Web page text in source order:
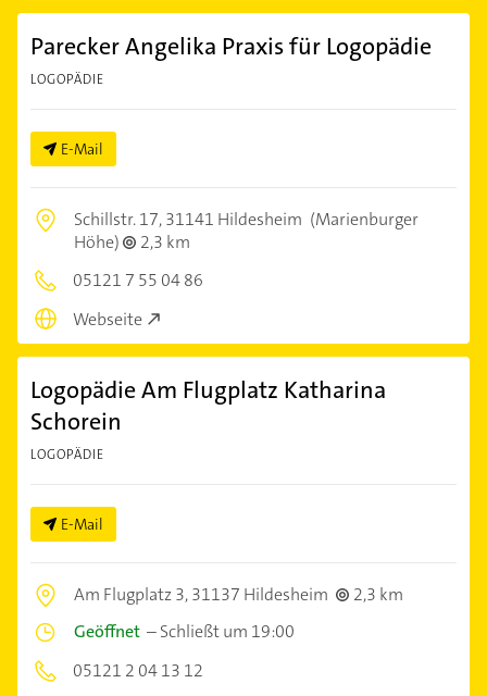
Parecker Angelika Praxis für Logopädie
LOGOPÄDIE
E-Mail
Schillstr. 17,31141 Hildesheim (Marienburger
Höhe)
2,3 km
05121 7 55 04 86
Webseite
Logopädie Am Flugplatz Katharina
Schorein
LOGOPÄDIE
E-Mail
Am Flugplatz 3,31137 Hildesheim
2,3 km
Geöffnet –Schließt um 19:00
05121 2 04 13 12